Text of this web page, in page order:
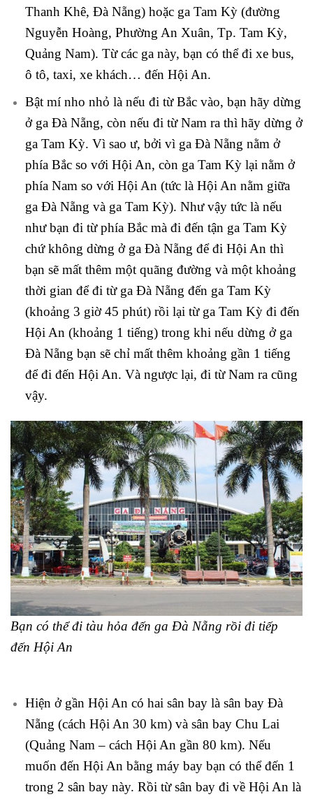
Thanh Khê, Đà Nẵng) hoặc ga Tam Kỳ (đường
Nguyễn Hoàng, Phường An Xuân, Tp. Tam Kỳ,
Quảng Nam). Từ các ga này, bạn có thể đi xe bus,
ô tô, taxi, xe khách… đến Hội An.
Bật mí nho nhỏ là nếu đi từ Bắc vào, bạn hãy dừng
ở ga Đà Nẵng, còn nếu đi từ Nam ra thì hãy dừng ở
ga Tam Kỳ. Vì sao ư, bởi vì ga Đà Nẵng nằm ở
phía Bắc so với Hội An, còn ga Tam Kỳ lại nằm ở
phía Nam so với Hội An (tức là Hội An nằm giữa
ga Đà Nẵng và ga Tam Kỳ). Như vậy tức là nếu
như bạn đi từ phía Bắc mà đi đến tận ga Tam Kỳ
chứ không dừng ở ga Đà Nẵng để đi Hội An thì
bạn sẽ mất thêm một quãng đường và một khoảng
thời gian để đi từ ga Đà Nẵng đến ga Tam Kỳ
(khoảng 3 giờ 45 phút) rồi lại từ ga Tam Kỳ đi đến
Hội An (khoảng 1 tiếng) trong khi nếu dừng ở ga
Đà Nẵng bạn sẽ chỉ mất thêm khoảng gần 1 tiếng
để đi đến Hội An. Và ngược lại, đi từ Nam ra cũng
vậy.
Bạn có thể đi tàu hỏa đến ga Đà Nẵng rồi đi tiếp
đến Hội An
Hiện ở gần Hội An có hai sân bay là sân bay Đà
Nẵng (cách Hội An 30 km) và sân bay Chu Lai
(Quảng Nam – cách Hội An gần 80 km). Nếu
muốn đến Hội An bằng máy bay bạn có thể đến 1
trong 2 sân bay này. Rồi từ sân bay đi về Hội An là